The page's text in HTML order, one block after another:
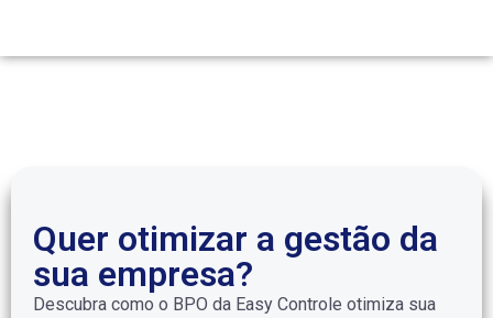
Quer otimizar a gestão da
sua empresa?
Descubra como o BPO da Easy Controle otimiza sua